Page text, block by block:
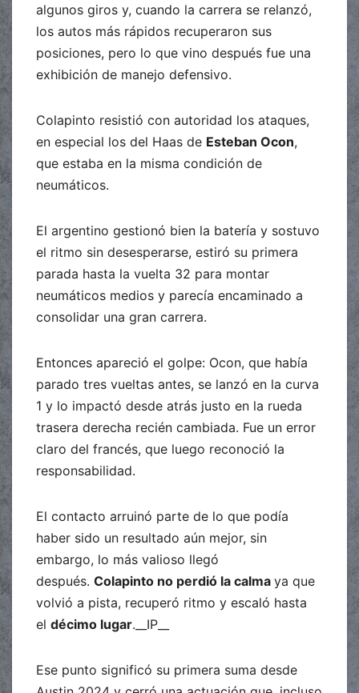
algunos giros y, cuando la carrera se relanzó,
los autos más rápidos recuperaron sus
posiciones, pero lo que vino después fue una
exhibición de manejo defensivo.
Colapinto resistió con autoridad los ataques,
en especial los del Haas de Esteban Ocon,
que estaba en la misma condición de
neumáticos.
El argentino gestionó bien la batería y sostuvo
el ritmo sin desesperarse, estiró su primera
parada hasta la vuelta 32 para montar
neumáticos medios y parecía encaminado a
consolidar una gran carrera.
Entonces apareció el golpe: Ocon, que había
parado tres vueltas antes, se lanzó en la curva
1 y lo impactó desde atrás justo en la rueda
trasera derecha recién cambiada. Fue un error
claro del francés, que luego reconoció la
responsabilidad.
El contacto arruinó parte de lo que podía
haber sido un resultado aún mejor, sin
embargo, lo más valioso llegó
después. Colapinto no perdió la calma ya que
volvió a pista, recuperó ritmo y escaló hasta
el décimo lugar.__IP__
Ese punto significó su primera suma desde